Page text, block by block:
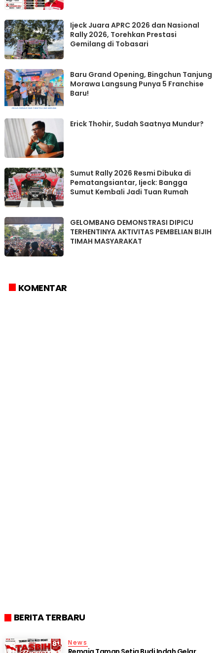
Ijeck Juara APRC 2026 dan Nasional
Rally 2026, Torehkan Prestasi
Gemilang di Tobasari
‎Baru Grand Opening, Bingchun Tanjung
Morawa Langsung Punya 5 Franchise
Erick Thohir, Sudah Saatnya Mundur?
Sumut Rally 2026 Resmi Dibuka di
Pematangsiantar, Ijeck: Bangga
Sumut Kembali Jadi Tuan Rumah
GELOMBANG DEMONSTRASI DIPICU
TERHENTINYA AKTIVITAS PEMBELIAN BIJIH
TIMAH MASYARAKAT
KOMENTAR
BERITA TERBARU
News